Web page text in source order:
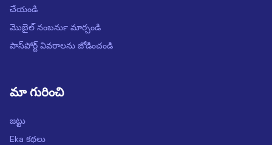
చేయండి
మొబైల్ నంబర్‍ను మార్చండి
పాస్‌పోర్ట్ వివరాలను జోడించండి
మా గురించి
జట్టు
Eka కథలు